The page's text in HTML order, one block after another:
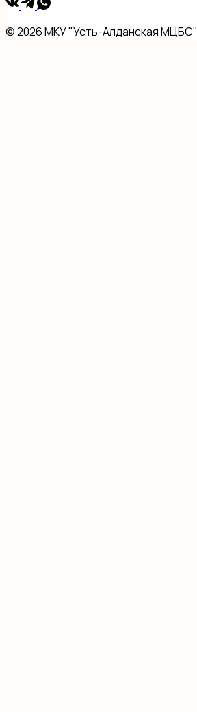
© 2026 МКУ "Усть-Алданская МЦБС"